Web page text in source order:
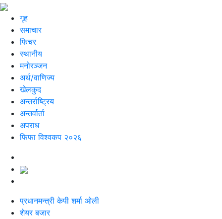
गृह
समाचार
फिचर
स्थानीय
मनोरञ्जन
अर्थ/वाणिज्य
खेलकुद
अन्तर्राष्ट्रिय
अन्तर्वार्ता
अपराध
फिफा विश्वकप २०२६
प्रधानमन्त्री केपी शर्मा ओली
शेयर बजार